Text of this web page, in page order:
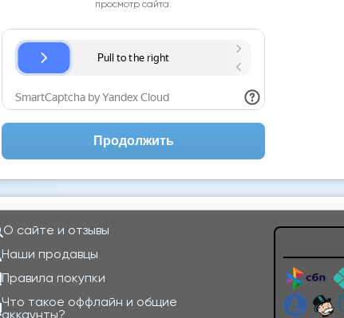
просмотр сайта.
Продолжить
О сайте и отзывы
Наши продавцы
Правила покупки
Что такое оффлайн и общие